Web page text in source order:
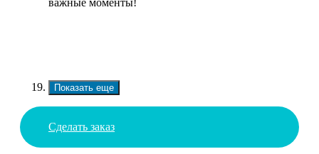
важные моменты!
Показать еще
Сделать заказ